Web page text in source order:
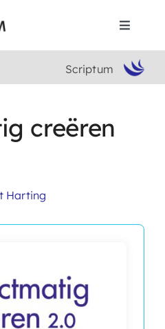
Toggle
Scriptum
creëren
Harting